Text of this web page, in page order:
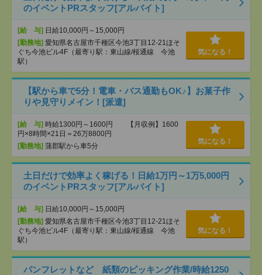
のイベントPRスタッフ[アルバイト]
[給 与] 日給10,000円～15,000円
[勤務地] 愛知県名古屋市千種区今池3丁目12-21ほそ
ぐち今池ビル4F（最寄り駅：東山線/桜通線 今池
駅）
気になる！
【駅から車で5分！電車・バス通勤もOK♪】お菓子作
りや見守りメイン！[派遣]
[給 与] 時給1300円～1600円 【月収例】1600
円×8時間×21日＝26万8800円
[勤務地] 蒲郡駅から車5分
気になる！
土日だけで効率よく稼げる！日給1万円～1万5,000円
のイベントPRスタッフ[アルバイト]
[給 与] 日給10,000円～15,000円
[勤務地] 愛知県名古屋市千種区今池3丁目12-21ほそ
ぐち今池ビル4F（最寄り駅：東山線/桜通線 今池
駅）
気になる！
パンフレットなど 紙類のピッキング作業/時給1250